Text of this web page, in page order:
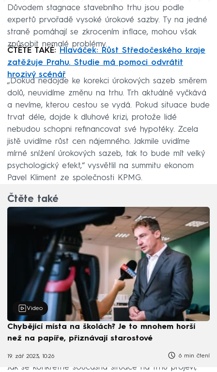
Důvodem stagnace stavebního trhu jsou podle
expertů prvořadě vysoké úrokové sazby. Ty na jedné
straně pomáhají se zkrocením inflace, mohou však
způsobit nemalé problémy.
ČTĚTE TAKÉ:
Hlaváček: Růst Středočeského kraje
zatěžuje Prahu. Studie má pomoci odvrátit
hrozivý scénář
„Dokud nedojde ke korekci úrokových sazeb směrem
dolů, neuvidíme změnu na trhu. Trh aktuálně vyčkává
a nevíme, kterou cestou se vydá. Pokud situace bude
trvat déle, dojde k dluhové krizi, protože lidé
nebudou schopni refinancovat své hypotéky. Zcela
jistě uvidíme růst cen nájemného. Jakmile uvidíme
mírné snížení úrokových sazeb, tak to bude mít velký
psychologický efekt,“ vysvětlil na summitu ekonom
Pavel Kliment ze společnosti KPMG.
Čtěte také
Video
Chybějící místa na školách? Je to mnohem horší
než na papíře, přiznávají starostové
19. zář 2023, 10:26 6 min čtení
Jak se konkrétně současná situace na trhu projeví,